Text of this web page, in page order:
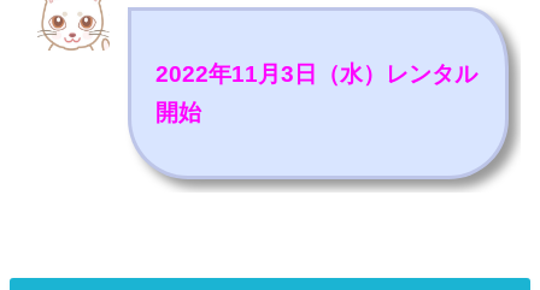
2022年11月3日（水）レンタル
開始